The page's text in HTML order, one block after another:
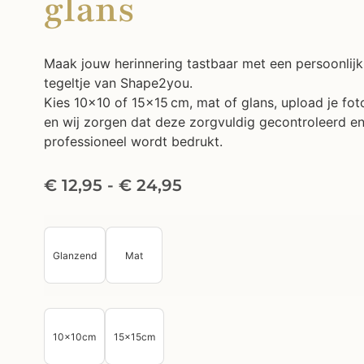
Maak jouw herinnering tastbaar met een persoonlijk
tegeltje van Shape2you.
Kies 10×10 of 15×15 cm, mat of glans, upload je
en wij zorgen dat deze zorgvuldig gecontroleerd en
professioneel wordt bedrukt.
€12,95 - €24,95
Glanzend Mat
10x10cm 15x15cm